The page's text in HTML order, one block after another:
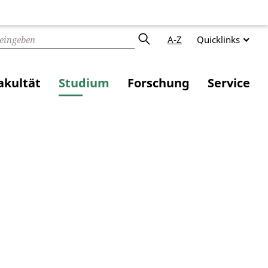
A-Z Quicklinks
Studium Forschung Service